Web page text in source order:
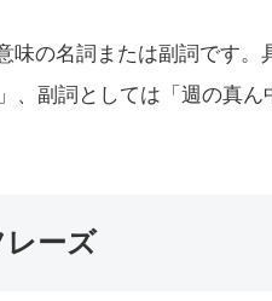
味の名詞または副詞です
、副詞としては「週の真ん
レーズ